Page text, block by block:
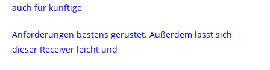
auch für künftige
Anforderungen bestens gerüstet. Außerdem lässt sich
dieser Receiver leicht und